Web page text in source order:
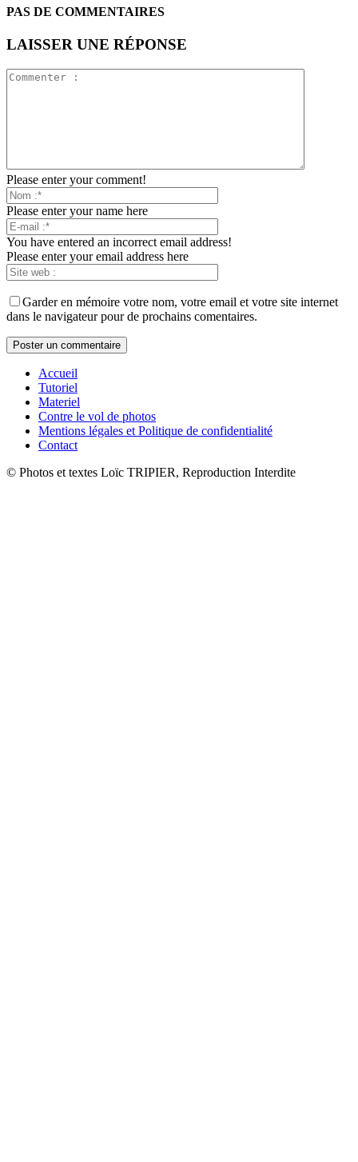
PAS DE COMMENTAIRES
LAISSER UNE RÉPONSE
Please enter your comment!
Please enter your name here
You have entered an incorrect email address!
Please enter your email address here
Garder en mémoire votre nom, votre email et votre site internet
dans le navigateur pour de prochains comentaires.
Accueil
Tutoriel
Materiel
Contre le vol de photos
Mentions légales et Politique de confidentialité
Contact
© Photos et textes Loïc TRIPIER, Reproduction Interdite